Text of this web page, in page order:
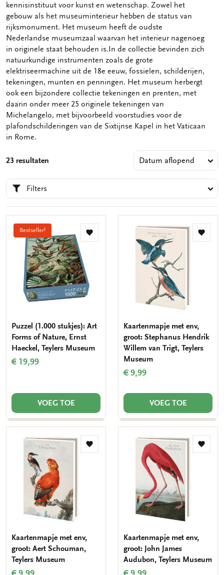
kennisinstituut voor kunst en wetenschap. Zowel het
gebouw als het museuminterieur hebben de status van
rijksmonument. Het museum heeft de oudste
Nederlandse museumzaal waarvan het interieur nagenoeg
in originele staat behouden is.In de collectie bevinden zich
natuurkundige instrumenten zoals de grote
elektriseermachine uit de 18e eeuw, fossielen, schilderijen,
tekeningen, munten en penningen. Het museum herbergt
ook een bijzondere collectie tekeningen en prenten, met
daarin onder meer 25 originele tekeningen van
Michelangelo, met bijvoorbeeld voorstudies voor de
plafondschilderingen van de Sixtijnse Kapel in het Vaticaan
in Rome.
23 resultaten
Filters
Bestseller!
Toevoegen
Puzzel (1.000 stukjes): Art
Forms of Nature, Ernst
Haeckel, Teylers Museum
€ 19,99
VOEG TOE
Kaartenmapje met env,
groot: Stephanus Hendrik
Willem van Trigt, Teylers
Museum
€ 9,99
VOEG TOE
Toevoegen
Kaartenmapje met env,
groot: Aert Schouman,
Teylers Museum
Kaartenmapje met env,
groot: John James
Audubon, Teylers Museum